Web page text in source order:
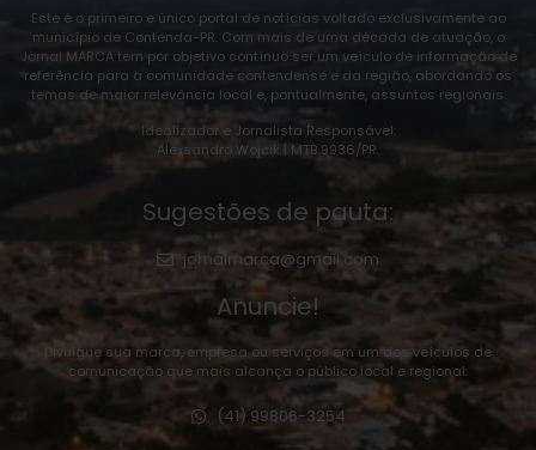
Este é o primeiro e único portal de notícias voltado exclusivamente ao
município de Contenda-PR. Com mais de uma década de atuação, o
Jornal MARCA tem por objetivo contínuo ser um veículo de informação de
referência para a comunidade contendense e da região, abordando os
temas de maior relevância local e, pontualmente, assuntos regionais.
Idealizador e Jornalista Responsável:
Alexsandro Wojcik | MTB 9936/PR.
Sugestões de pauta:
jornalmarca@gmail.com
Anuncie!
Divulgue sua marca, empresa ou serviços em um dos veículos de
comunicação que mais alcança o público local e regional:
(41) 99806-3254